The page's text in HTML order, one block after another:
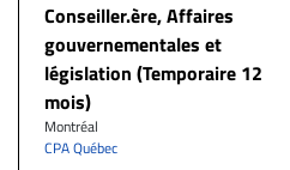
Conseiller.ère, Affaires
gouvernementales et
législation (Temporaire 12
mois)
Montréal
CPA Québec